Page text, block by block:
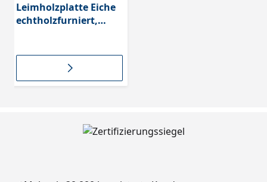
Leimholzplatte Eiche
echtholzfurniert,